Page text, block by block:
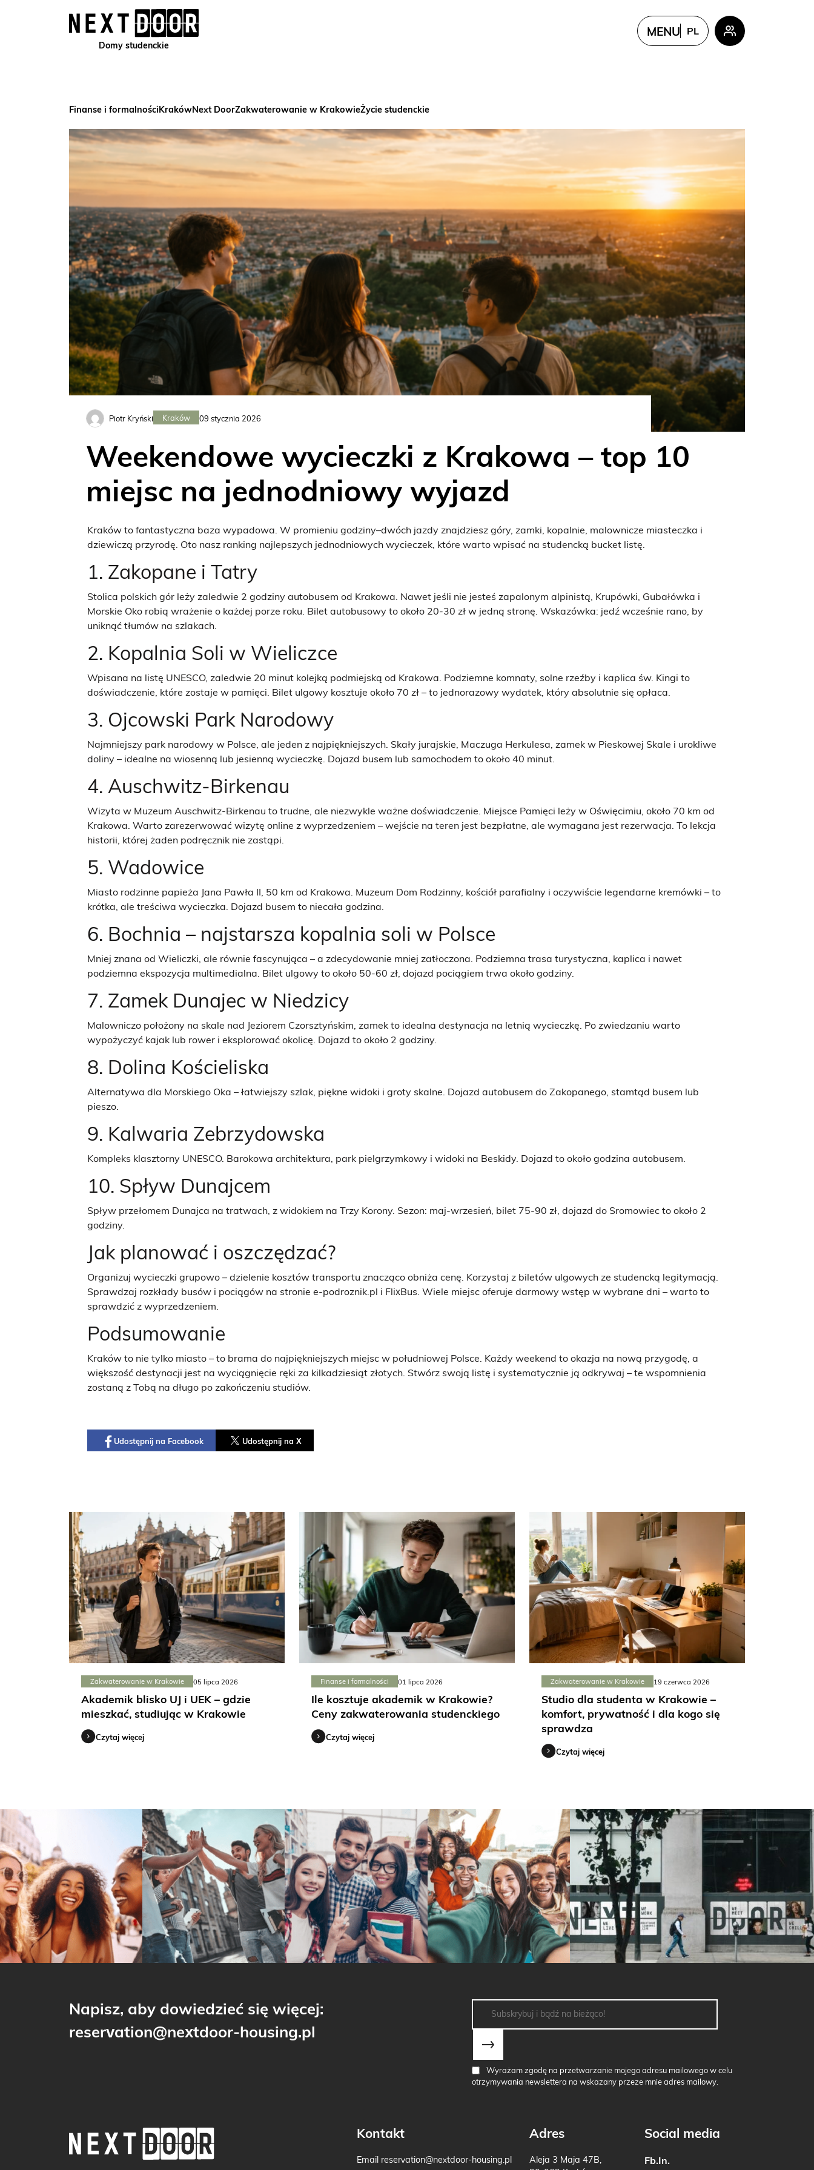
Domy studenckie
MENU PL
Finanse i formalnościKrakówNext DoorZakwaterowanie w KrakowieŻycie studenckie
Piotr Kryński Kraków 09 stycznia 2026
Weekendowe wycieczki z Krakowa – top 10
miejsc na jednodniowy wyjazd
Kraków to fantastyczna baza wypadowa. W promieniu godziny–dwóch jazdy znajdziesz góry, zamki, kopalnie, malownicze miasteczka i
dziewiczą przyrodę. Oto nasz ranking najlepszych jednodniowych wycieczek, które warto wpisać na studencką bucket listę.
1. Zakopane i Tatry
Stolica polskich gór leży zaledwie 2 godziny autobusem od Krakowa. Nawet jeśli nie jesteś zapalonym alpinistą, Krupówki, Gubałówka i
Morskie Oko robią wrażenie o każdej porze roku. Bilet autobusowy to około 20-30 zł w jedną stronę. Wskazówka: jedź wcześnie rano, by
uniknąć tłumów na szlakach.
2. Kopalnia Soli w Wieliczce
Wpisana na listę UNESCO, zaledwie 20 minut kolejką podmiejską od Krakowa. Podziemne komnaty, solne rzeźby i kaplica św. Kingi to
doświadczenie, które zostaje w pamięci. Bilet ulgowy kosztuje około 70 zł – to jednorazowy wydatek, który absolutnie się opłaca.
3. Ojcowski Park Narodowy
Najmniejszy park narodowy w Polsce, ale jeden z najpiękniejszych. Skały jurajskie, Maczuga Herkulesa, zamek w Pieskowej Skale i urokliwe
doliny – idealne na wiosenną lub jesienną wycieczkę. Dojazd busem lub samochodem to około 40 minut.
4. Auschwitz-Birkenau
Wizyta w Muzeum Auschwitz-Birkenau to trudne, ale niezwykle ważne doświadczenie. Miejsce Pamięci leży w Oświęcimiu, około 70 km od
Krakowa. Warto zarezerwować wizytę online z wyprzedzeniem – wejście na teren jest bezpłatne, ale wymagana jest rezerwacja. To lekcja
historii, której żaden podręcznik nie zastąpi.
5. Wadowice
Miasto rodzinne papieża Jana Pawła II, 50 km od Krakowa. Muzeum Dom Rodzinny, kościół parafialny i oczywiście legendarne kremówki – to
krótka, ale treściwa wycieczka. Dojazd busem to niecała godzina.
6. Bochnia – najstarsza kopalnia soli w Polsce
Mniej znana od Wieliczki, ale równie fascynująca – a zdecydowanie mniej zatłoczona. Podziemna trasa turystyczna, kaplica i nawet
podziemna ekspozycja multimedialna. Bilet ulgowy to około 50-60 zł, dojazd pociągiem trwa około godziny.
7. Zamek Dunajec w Niedzicy
Malowniczo położony na skale nad Jeziorem Czorsztyńskim, zamek to idealna destynacja na letnią wycieczkę. Po zwiedzaniu warto
wypożyczyć kajak lub rower i eksplorować okolicę. Dojazd to około 2 godziny.
8. Dolina Kościeliska
Alternatywa dla Morskiego Oka – łatwiejszy szlak, piękne widoki i groty skalne. Dojazd autobusem do Zakopanego, stamtąd busem lub
pieszo.
9. Kalwaria Zebrzydowska
Kompleks klasztorny UNESCO. Barokowa architektura, park pielgrzymkowy i widoki na Beskidy. Dojazd to około godzina autobusem.
10. Spływ Dunajcem
Spływ przełomem Dunajca na tratwach, z widokiem na Trzy Korony. Sezon: maj-wrzesień, bilet 75-90 zł, dojazd do Sromowiec to około 2
godziny.
Jak planować i oszczędzać?
Organizuj wycieczki grupowo – dzielenie kosztów transportu znacząco obniża cenę. Korzystaj z biletów ulgowych ze studencką legitymacją.
Sprawdzaj rozkłady busów i pociągów na stronie e-podroznik.pl i FlixBus. Wiele miejsc oferuje darmowy wstęp w wybrane dni – warto to
sprawdzić z wyprzedzeniem.
Podsumowanie
Kraków to nie tylko miasto – to brama do najpiękniejszych miejsc w południowej Polsce. Każdy weekend to okazja na nową przygodę, a
większość destynacji jest na wyciągnięcie ręki za kilkadziesiąt złotych. Stwórz swoją listę i systematycznie ją odkrywaj – te wspomnienia
zostaną z Tobą na długo po zakończeniu studiów.
Udostępnij na Facebook Udostępnij na X
Zakwaterowanie w Krakowie 05 lipca 2026
Akademik blisko UJ i UEK – gdzie
mieszkać, studiując w Krakowie
Czytaj więcej
Finanse i formalności 01 lipca 2026
Ile kosztuje akademik w Krakowie?
Ceny zakwaterowania studenckiego
Czytaj więcej
Zakwaterowanie w Krakowie 19 czerwca 2026
Studio dla studenta w Krakowie –
komfort, prywatność i dla kogo się
sprawdza
Czytaj więcej
Napisz, aby dowiedzieć się więcej:
reservation@nextdoor-housing.pl
Wyrażam zgodę na przetwarzanie mojego adresu mailowego w celu
otrzymywania newslettera na wskazany przeze mnie adres mailowy.
Kontakt
Email reservation@nextdoor-housing.pl
Adres
Aleja 3 Maja 47B,
Social media
Fb.In.